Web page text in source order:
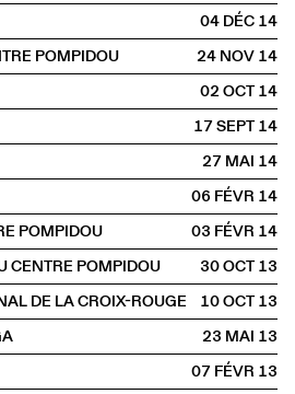
04 DÉC2014
POMPIDOU
24 NOV2014
02 OCT2014
17 SEPT2014
27 MAI2014
06 FÉVR2014
POMPIDOU
03 FÉVR2014
CENTRE POMPIDOU
30 OCT2013
DE LA CROIX-ROUGE
10 OCT2013
23 MAI2013
07 FÉVR2013